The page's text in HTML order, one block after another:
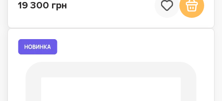
19 300 грн